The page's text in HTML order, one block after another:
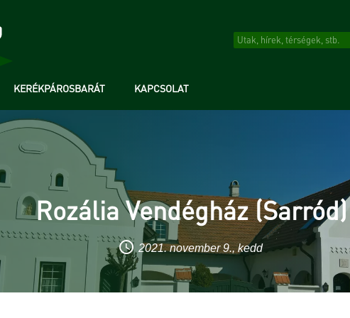
KERÉKPÁROSBARÁT KAPCSOLAT
Rozália Vendégház (Sarród)
2021. november 9., kedd